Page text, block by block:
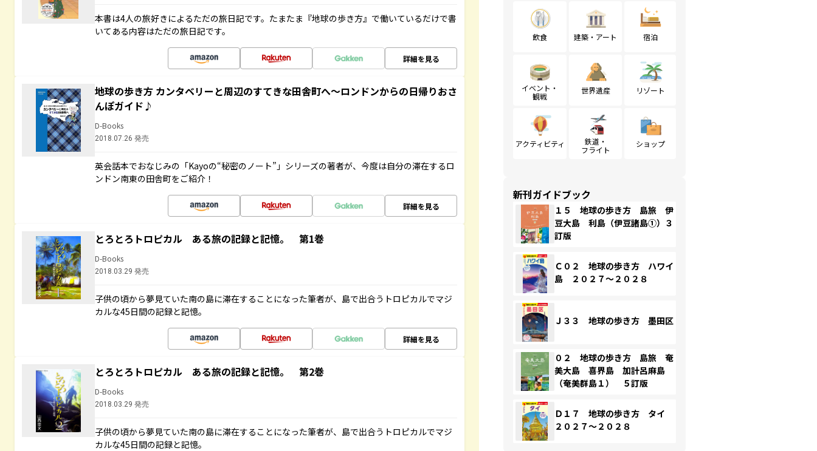
本書は4人の旅好きによるただの旅日記です。たまたま『地球の歩き方』で働いているだけで書
いてある内容はただの旅日記です。
詳細を見る
地球の歩き方 カンタベリーと周辺のすてきな田舎町へ～ロンドンからの日帰りおさ
んぽガイド♪
D-Books
2018.07.26 発売
英会話本でおなじみの「Kayoの“秘密のノート”」シリーズの著者が、今度は自分の滞在するロ
ンドン南東の田舎町をご紹介！
詳細を見る
とろとろトロピカル ある旅の記録と記憶。 第1巻
D-Books
2018.03.29 発売
子供の頃から夢見ていた南の島に滞在することになった筆者が、島で出合うトロピカルでマジ
カルな45日間の記録と記憶。
詳細を見る
とろとろトロピカル ある旅の記録と記憶。 第2巻
D-Books
2018.03.29 発売
子供の頃から夢見ていた南の島に滞在することになった筆者が、島で出合うトロピカルでマジ
カルな45日間の記録と記憶。
飲食 建築・アート 宿泊
イベント・
観戦
世界遺産 リゾート
アクティビティ
鉄道・
フライト
ショップ
新刊ガイドブック
１５ 地球の歩き方 島旅 伊
豆大島 利島（伊豆諸島①）３
訂版
Ｃ０２ 地球の歩き方 ハワイ
島 ２０２７～２０２８
Ｊ３３ 地球の歩き方 墨田区
０２ 地球の歩き方 島旅 奄
美大島 喜界島 加計呂麻島
（奄美群島１） ５訂版
Ｄ１７ 地球の歩き方 タイ
２０２７～２０２８